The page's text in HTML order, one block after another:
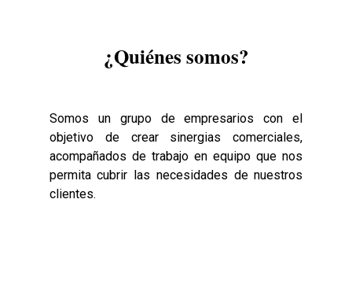
¿Quiénes somos?
Somos un grupo de empresarios con el
objetivo de crear sinergias comerciales,
acompañados de trabajo en equipo que nos
permita cubrir las necesidades de nuestros
clientes.